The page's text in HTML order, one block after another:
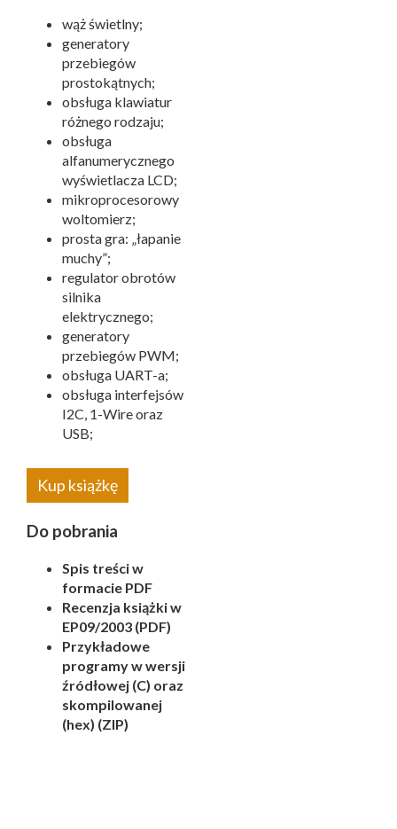
wąż świetlny;
generatory
przebiegów
prostokątnych;
obsługa klawiatur
różnego rodzaju;
obsługa
alfanumerycznego
wyświetlacza LCD;
mikroprocesorowy
woltomierz;
prosta gra: „łapanie
muchy”;
regulator obrotów
silnika
elektrycznego;
generatory
przebiegów PWM;
obsługa UART-a;
obsługa interfejsów
I2C, 1-Wire oraz
USB;
Kup książkę
Do pobrania
Spis treści w
formacie PDF
Recenzja książki w
EP09/2003 (PDF)
Przykładowe
programy w wersji
źródłowej (C) oraz
skompilowanej
(hex) (ZIP)